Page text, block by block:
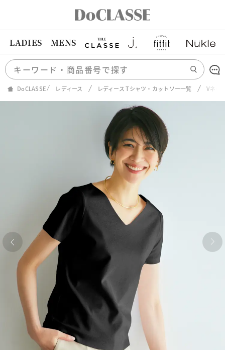
LADIES MENS
DoCLASSE レディース レディース Tシャツ・カットソー一覧 Vネッ